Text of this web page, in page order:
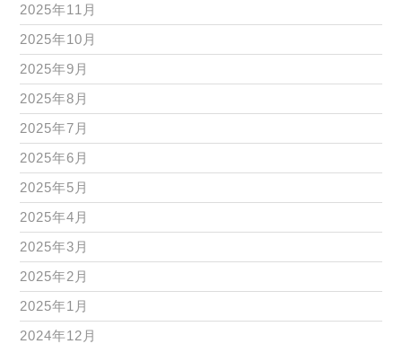
2025年11月
2025年10月
2025年9月
2025年8月
2025年7月
2025年6月
2025年5月
2025年4月
2025年3月
2025年2月
2025年1月
2024年12月